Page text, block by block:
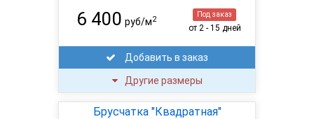
6 400 руб/м2
Под заказ
от 2 - 15 дней
Добавить в заказ
Другие размеры
Брусчатка "Квадратная"